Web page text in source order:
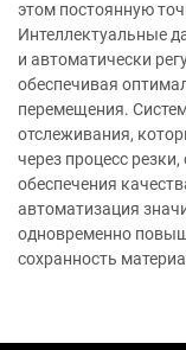
этом постоянную
Интеллектуальные
и автоматически
обеспечивая
перемещения.
отслеживания,
через процесс
обеспечения
автоматизация
одновременно
сохранность